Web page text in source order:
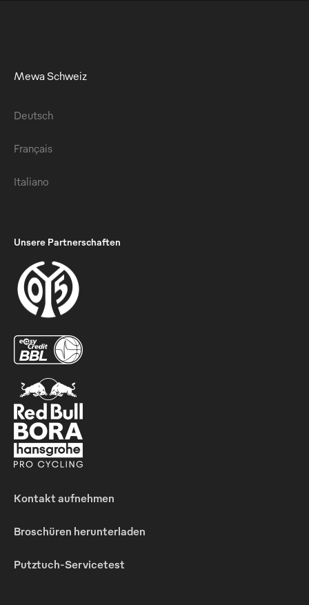
Mewa Schweiz
Deutsch
Français
Italiano
Unsere Partnerschaften
Kontakt aufnehmen
Broschüren herunterladen
Putztuch-Servicetest